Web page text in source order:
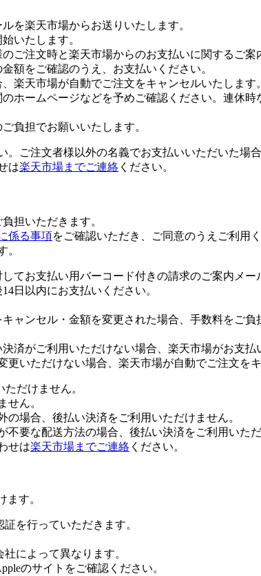
を楽天市場からお送りいたします。
いたします。
ご注文時と楽天市場からのお支払いに関するご案
額をご確認のうえ、お支払いください。
楽天市場が自動でご注文をキャンセルいたします。
ホームページなどを予めご確認ください。連休
負担でお願いいたします。
ご注文者様以外の名義でお支払いいただいた場
は楽天市場までご連絡 ください。
担いただきます。
係る事項をご確認いただき、ご同意のうえご利用く
。
てお支払い用バーコード付きの請求のご案内メ
日以内にお支払いください。
ャンセル・金額を変更された場合、手数料をご
済がご利用いただけない場合、楽天市場がお支払
更いただけない場合、楽天市場が自動でご注文を
だけません。
せん。
場合、後払い決済をご利用いただけません。
要な配送方法の場合、後払い決済をご利用いた
せは楽天市場までご連絡 ください。
ます。
を行っていただきます。
によって異なります。
のサイトをご確認ください。